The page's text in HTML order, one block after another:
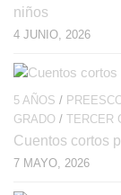
niños
4 JUNIO, 2026
5 AÑOS /
GRADO / TERCER
Cuentos cortos
7 MAYO, 2026